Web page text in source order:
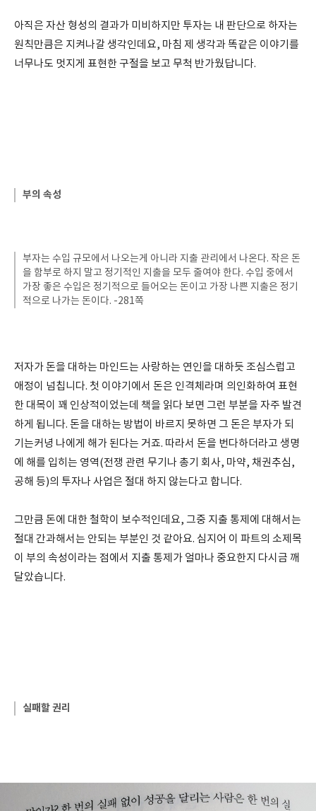
아직은 자산 형성의 결과가 미비하지만 투자는 내 판단으로 하자는
원칙만큼은 지켜나갈 생각인데요, 마침 제 생각과 똑같은 이야기를
너무나도 멋지게 표현한 구절을 보고 무척 반가웠답니다.
부의 속성
부자는 수입 규모에서 나오는게 아니라 지출 관리에서 나온다. 작은 돈
을 함부로 하지 말고 정기적인 지출을 모두 줄여야 한다. 수입 중에서
가장 좋은 수입은 정기적으로 들어오는 돈이고 가장 나쁜 지출은 정기
적으로 나가는 돈이다. -281쪽
저자가 돈을 대하는 마인드는 사랑하는 연인을 대하듯 조심스럽고
애정이 넘칩니다. 첫 이야기에서 돈은 인격체라며 의인화하여 표현
한 대목이 꽤 인상적이었는데 책을 읽다 보면 그런 부분을 자주 발견
하게 됩니다. 돈을 대하는 방법이 바르지 못하면 그 돈은 부자가 되
기는커녕 나에게 해가 된다는 거죠. 따라서 돈을 번다하더라고 생명
에 해를 입히는 영역(전쟁 관련 무기나 총기 회사, 마약, 채권추심,
공해 등)의 투자나 사업은 절대 하지 않는다고 합니다.
그만큼 돈에 대한 철학이 보수적인데요, 그중 지출 통제에 대해서는
절대 간과해서는 안되는 부분인 것 같아요. 심지어 이 파트의 소제목
이 부의 속성이라는 점에서 지출 통제가 얼마나 중요한지 다시금 깨
달았습니다.
실패할 권리